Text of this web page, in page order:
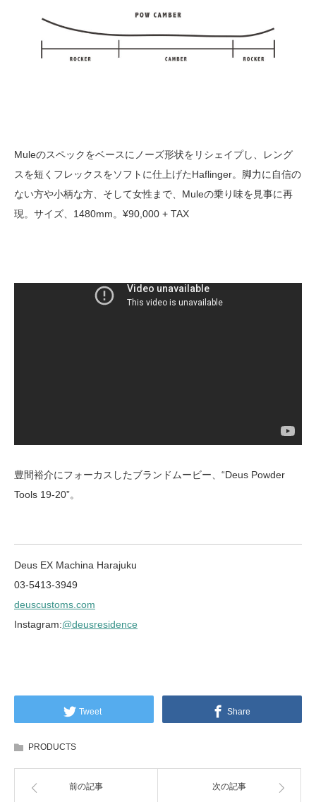
Muleのスペックをベースにノーズ形状をリシェイプし、レング
スを短くフレックスをソフトに仕上げたHaflinger。脚力に自信の
ない方や小柄な方、そして女性まで、Muleの乗り味を見事に再
現。サイズ、1480mm。¥90,000 + TAX
豊間裕介にフォーカスしたブランドムービー、“Deus Powder
Tools 19-20”。
Deus EX Machina Harajuku
03-5413-3949
deuscustoms.com
Instagram:@deusresidence
Tweet Share
PRODUCTS
前の記事 次の記事